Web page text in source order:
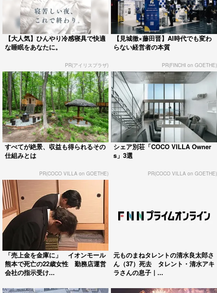
【大人気】ひんやり冷感寝具で快適
な睡眠をあなたに。
PR(アイリスプラザ)
【見城徹×藤田晋】AI時代でも変わ
らない経営者の本質
PR(FINCHI on GOETHE)
すべてが絶景、収益も得られるその
仕組みとは
PR(COCO VILLA on GOETHE)
シェア別荘「COCO VILLA Owner
s」3選
PR(COCO VILLA on GOETHE)
「売上金を金庫に」 イオンモール
熊本で死亡の22歳女性 勤務店運営
会社の指示受け...
元ものまねタレントの清水良太郎さ
ん（37）死去 タレント・清水アキ
ラさんの息子｜...